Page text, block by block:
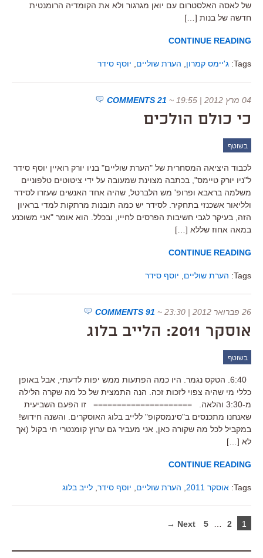
של לאסה האלסטרום עם יואן מגרגור ולא את הקומדיה הרומנטית
חדשה של בנות […]
CONTINUE READING
Tags: ג'יימס קמרון הערת שוליים יוסף סידר
04 מרץ 2012 | 19:55 ~
21 COMMENTS
כי כולם הולכים
בשוטף
לכבוד היציאה המסחרית של "הערת שוליים" בניו יורק רואיין יוסף סידר
ל"ניו יורק טיימס", בכתבה מצוינת שמעובה על ידי ציטוטים טלפוניים
משלמה בראבא ופרופ' מש הלברטל, שהיה אחד האנשים שעזרו לסידר
ולליאור אשכנזי בתחקיר. לסידר יש כמה תובנות מרתקות למדי בראיון
הזה, בעיקר לגבי חשיבות הפרסים לחייו, ובכלל. הוא אומר "אני משוכנע
במאה אחוז שללא […]
CONTINUE READING
Tags: הערת שוליים יוסף סידר
26 פברואר 2012 | 23:30 ~
91 COMMENTS
אוסקר 2011: הלייב בלוג
בשוטף
6:40. הטקס נגמר. היו כמה הפתעות ממש יפות לדעתי, אבל באופן
כללי מי שהיה צפוי לזכות זכה. הנה התמצית של כל מה שקרה הלילה
מ-3:30 והלאה. ===================== זו הפעם השביעית
שאנחנו מתכנסים ב"סינמסקופ" ללייב בלוג האוסקרים. והשנה חידוש!
במקביל לכל מה שקורה כאן, אני מעביר גם ערוץ קומנטרי חי בקול (אך
לא […]
CONTINUE READING
Tags: אוסקר 2011 הערת שוליים יוסף סידר לייב בלוג
1
2
5
Next →